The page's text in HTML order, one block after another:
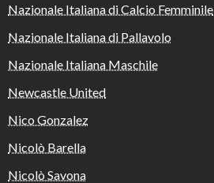
Nazionale Italiana di Calcio Femminile
Nazionale Italiana di Pallavolo
Nazionale Italiana Maschile
Newcastle United
Nico Gonzalez
Nicolò Barella
Nicolò Savona